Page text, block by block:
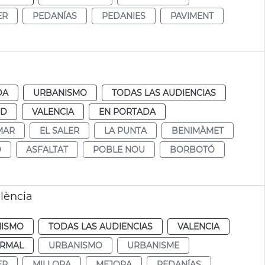
PEDANÍAS PEDANIES PAVIMENT
URBANISMO
TODAS LAS AUDIENCIAS
VALENCIA
EN PORTADA
EL SALER LA PUNTA
BENIMÀMET
ASFALTAT POBLE NOU BORBOTÓ
TODAS LAS AUDIENCIAS
VALENCIA
URBANISMO
URBANISME